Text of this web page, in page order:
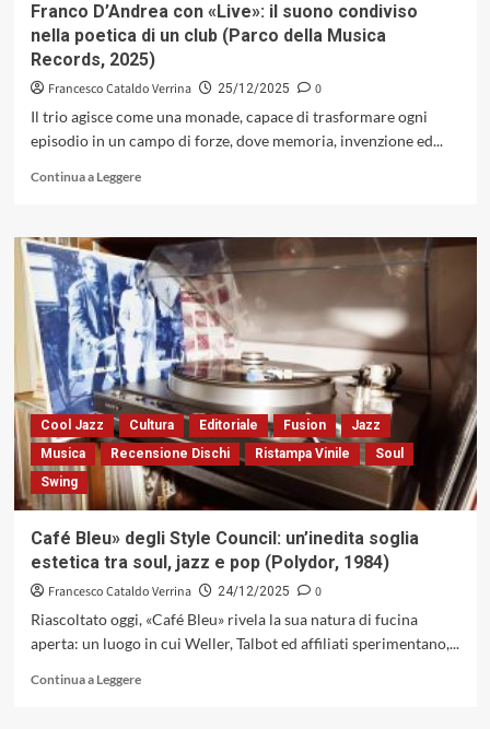
Franco D’Andrea con «Live»: il suono condiviso
nella poetica di un club (Parco della Musica
Records, 2025)
Francesco Cataldo Verrina 25/12/2025
0
Il trio agisce come una monade, capace di trasformare ogni
episodio in un campo di forze, dove memoria, invenzione ed...
Continua a LeggereLeggi
su
Franco
D’Andrea
con
«Live»:
il
suono
condiviso
nella
poetica
di
un
club
(Parco
Musica
Records,
2025)
Cool Jazz Cultura Editoriale Fusion
Jazz
Musica
Recensione Dischi Ristampa Vinile
Soul
Swing
Café Bleu» degli Style Council: un’inedita soglia
estetica tra soul, jazz e pop (Polydor, 1984)
Francesco Cataldo Verrina 24/12/2025
0
Riascoltato oggi, «Café Bleu» rivela la sua natura di fucina
aperta: un luogo in cui Weller, Talbot ed affiliati sperimentano,...
Continua a LeggereLeggi